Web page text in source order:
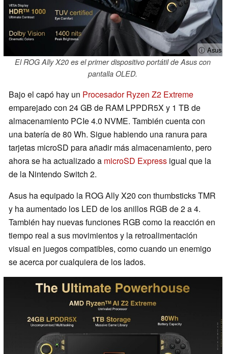
ⓘ Asus
El ROG Ally X20 es el primer dispositivo portátil de Asus con
pantalla OLED.
Bajo el capó hay un Procesador Ryzen Z2 Extreme
emparejado con 24 GB de RAM LPPDR5X y 1 TB de
almacenamiento PCIe 4.0 NVME. También cuenta con
una batería de 80 Wh. Sigue habiendo una ranura para
tarjetas microSD para añadir más almacenamiento, pero
ahora se ha actualizado a microSD Express igual que la
de la Nintendo Switch 2.
Asus ha equipado la ROG Ally X20 con thumbsticks TMR
y ha aumentado los LED de los anillos RGB de 2 a 4.
También hay nuevas funciones RGB como la reacción en
tiempo real a sus movimientos y la retroalimentación
visual en juegos compatibles, como cuando un enemigo
se acerca por cualquiera de los lados.